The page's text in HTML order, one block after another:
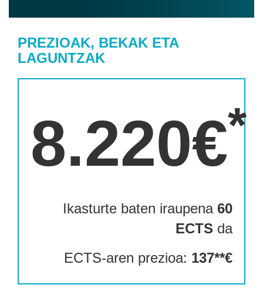
PREZIOAK, BEKAK ETA
LAGUNTZAK
8.220€*
Ikasturte baten iraupena 60
ECTS da
ECTS-aren prezioa: 137**€